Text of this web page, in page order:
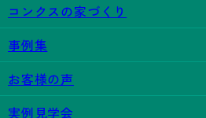
コンクスの家づくり
事例集
お客様の声
実例見学会